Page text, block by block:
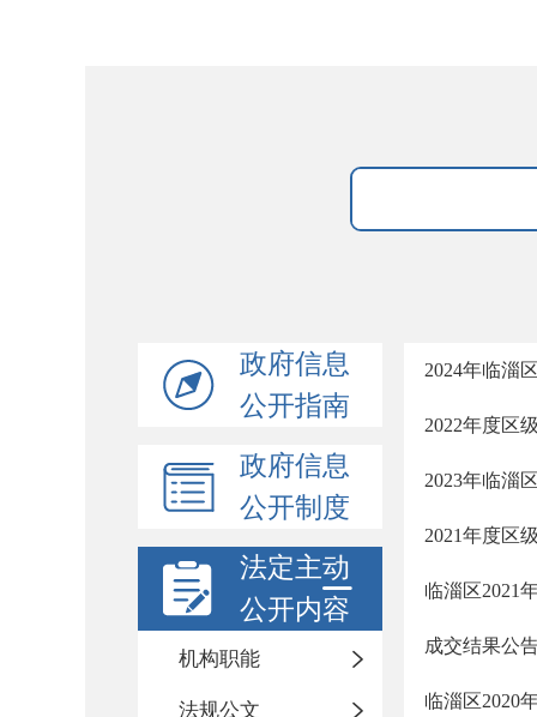
政府信息
公开指南
政府信息
公开制度
法定主动
公开内容
机构职能
法规公文
2024年临淄
2022年度区
2023年临淄
2021年度区
临淄区2021
成交结果公
临淄区2020